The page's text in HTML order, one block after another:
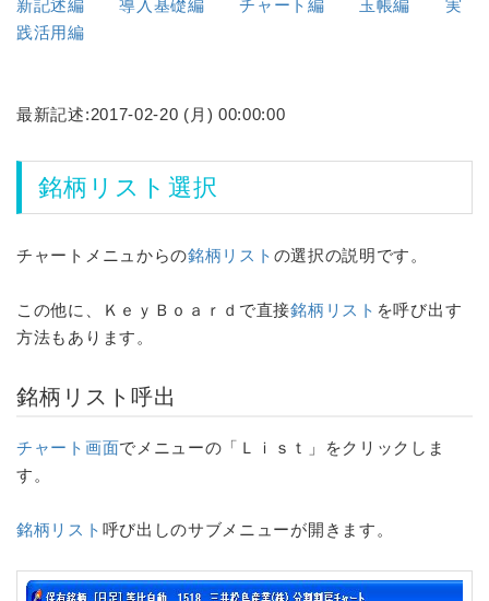
新記述編
導入基礎編 チャート編 玉帳編
実
践活用編
最新記述:2017-02-20 (月) 00:00:00
銘柄リスト 選択
チャートメニュからの銘柄リスト の選択の説明です。
この他に、ＫｅｙＢｏａｒｄで直接銘柄リスト を呼び出す
方法もあります。
銘柄リスト 呼出
チャート画面でメニューの「Ｌｉｓｔ」をクリックしま
す。
銘柄リスト 呼び出しのサブメニューが開きます。